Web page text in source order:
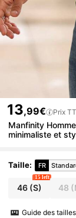
13,99€ Prix
Manfinity
minimaliste et
Taille: FR
46(S)
15 left
48
Guide des tailles